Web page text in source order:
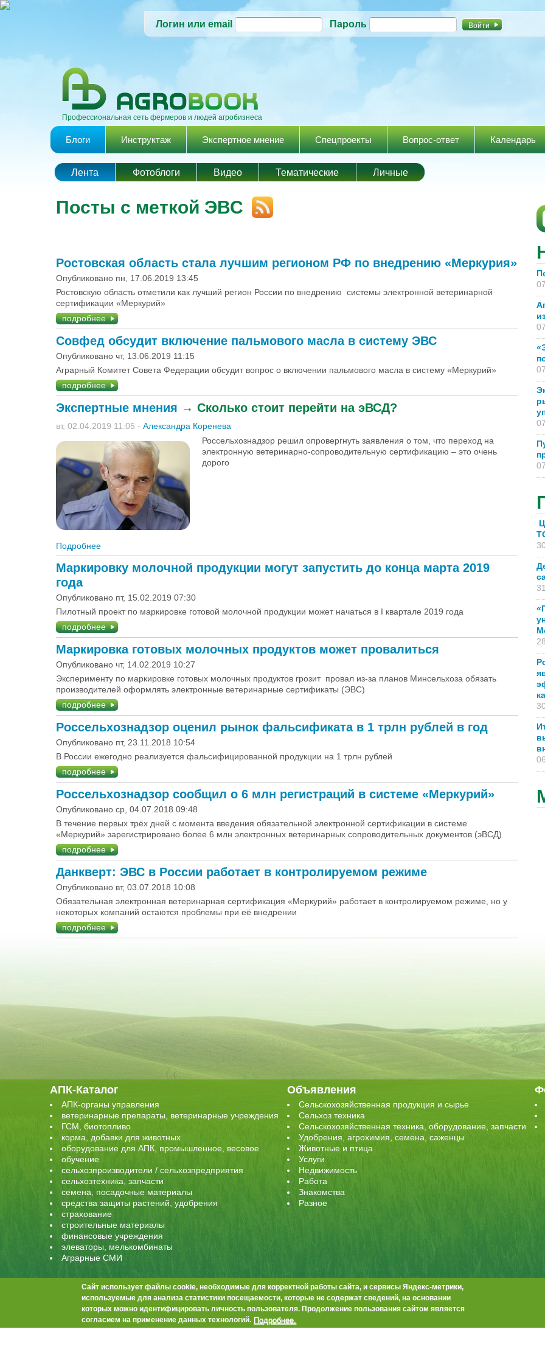
Перейти к
содержанию
Логин или email Пароль
Профессиональная сеть фермеров и людей агробизнеса
Главное меню
Блоги Инструктаж Экспертное мнение Спецпроекты Вопрос-ответ Календарь
Лента Фотоблоги Видео Тематические Личные
Посты с меткой ЭВС
Ростовская область стала лучшим регионом РФ по внедрению «Меркурия»
Опубликовано пн, 17.06.2019 13:45
Ростовскую область отметили как лучший регион России по внедрению системы электронной ветеринарной
сертификации «Меркурий»
подробнее
Совфед обсудит включение пальмового масла в систему ЭВС
Опубликовано чт, 13.06.2019 11:15
Аграрный Комитет Совета Федерации обсудит вопрос о включении пальмового масла в систему «Меркурий»
подробнее
Экспертные мнения → Сколько стоит перейти на эВСД?
вт, 02.04.2019 11:05 - Александра Коренева
Россельхознадзор решил опровергнуть заявления о том, что переход на
электронную ветеринарно-сопроводительную сертификацию – это очень
дорого
Подробнее
Маркировку молочной продукции могут запустить до конца марта 2019
года
Опубликовано пт, 15.02.2019 07:30
Пилотный проект по маркировке готовой молочной продукции может начаться в I квартале 2019 года
подробнее
Маркировка готовых молочных продуктов может провалиться
Опубликовано чт, 14.02.2019 10:27
Эксперименту по маркировке готовых молочных продуктов грозит провал из-за планов Минсельхоза обязать
производителей оформлять электронные ветеринарные сертификаты (ЭВС)
подробнее
Россельхознадзор оценил рынок фальсификата в 1 трлн рублей в год
Опубликовано пт, 23.11.2018 10:54
В России ежегодно реализуется фальсифицированной продукции на 1 трлн рублей
подробнее
Россельхознадзор сообщил о 6 млн регистраций в системе «Меркурий»
Опубликовано ср, 04.07.2018 09:48
В течение первых трёх дней с момента введения обязательной электронной сертификации в системе
«Меркурий» зарегистрировано более 6 млн электронных ветеринарных сопроводительных документов (эВСД)
подробнее
Данкверт: ЭВС в России работает в контролируемом режиме
Опубликовано вт, 03.07.2018 10:08
Обязательная электронная ветеринарная сертификация «Меркурий» работает в контролируемом режиме, но у
некоторых компаний остаются проблемы при её внедрении
подробнее
АПК-Каталог
АПК-органы управления
ветеринарные препараты, ветеринарные учреждения
ГСМ, биотопливо
корма, добавки для животных
оборудование для АПК, промышленное, весовое
обучение
сельхозпроизводители / сельхозпредприятия
сельхозтехника, запчасти
семена, посадочные материалы
средства защиты растений, удобрения
страхование
строительные материалы
финансовые учреждения
элеваторы, мелькомбинаты
Аграрные СМИ
Объявления
Сельскохозяйственная продукция и сырье
Сельхоз техника
Сельскохозяйственная техника, оборудование, запчасти
Удобрения, агрохимия, семена, саженцы
Животные и птица
Услуги
Недвижимость
Работа
Знакомства
Разное
Контакты О проекте Реклама на сайте Правила пользования
Правообладателям
© Agrobook.ru 2013-2023. При использовании материалов сайта активная ссылка на публикацию обязательна.
344000, Ростов-на-Дону, ул. Города Волос, д.6, 8 этаж, офис 803
Сайт использует файлы cookie, необходимые для корректной работы сайта, и сервисы Яндекс-метрики,
используемые для анализа статистики посещаемости, которые не содержат сведений, на основании
которых можно идентифицировать личность пользователя. Продолжение пользования сайтом является
согласием на применение данных технологий. Подробнее.